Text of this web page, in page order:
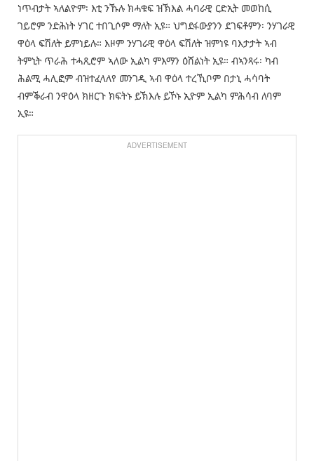
ነጥብታት ኣለልዮም፡ እቲ ንኹሉ ክሓቁፍ ዝኽእል ሓባራዊ ርድኢት መወከሲ
ገይሮም ንድሕነት ሃገር ተበጊሶም ማለት ኢዩ። ህግደፋውያንን ደገፍቶምን፡ ንሃገራዊ
ዋዕላ ፍሽለት ይምነይሉ። እዞም ንሃገራዊ ዋዕላ ፍሽለት ዝምነዩ ባእታታት ኣብ
ትምኒት ጥራሕ ተሓጺሮም ኣለው ኢልካ ምእማን ዕሸልነት ኢዩ። ብኣንጻሩ፡ ካብ
ሕልሚ ሓሊፎም ብዝተፈላለየ መንገዲ ኣብ ዋዕላ ተረኺቦም በታኒ ሓሳባት
ብምቕራብ ንዋዕላ ክዘርጉ ክፍትኑ ይኽእሉ ይኾኑ ኢዮም ኢልካ ምሕሳብ ለባም
ኢዩ።
ADVERTISEMENT